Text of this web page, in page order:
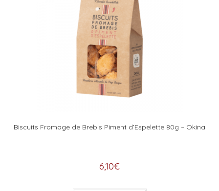
Biscuits Fromage de Brebis Piment d’Espelette 80g – Okina
6,10€